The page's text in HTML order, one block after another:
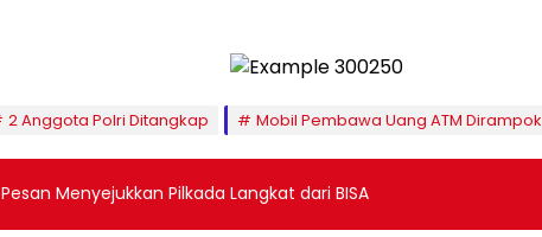
2 Anggota Polri Ditangkap Mobil Pembawa Uang ATM Dirampok
Pesan Menyejukkan Pilkada Langkat dari BISA